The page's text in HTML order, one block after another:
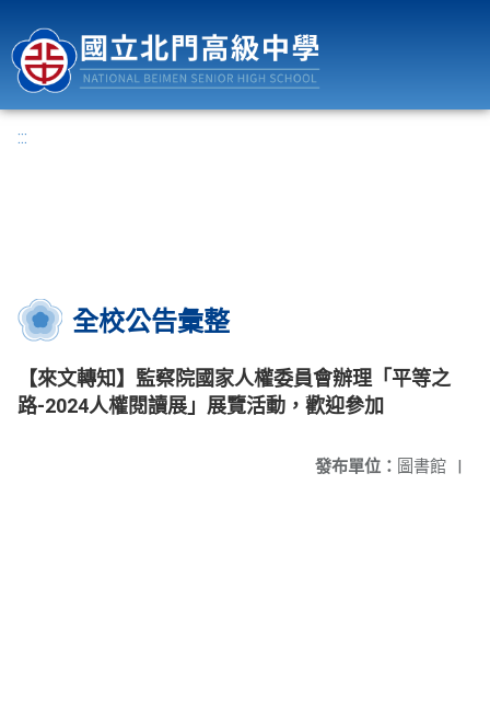
:::
全校公告彙整
【來文轉知】監察院國家人權委員會辦理「平等之
路-2024人權閱讀展」展覽活動，歡迎參加
發布單位： 圖書館 |